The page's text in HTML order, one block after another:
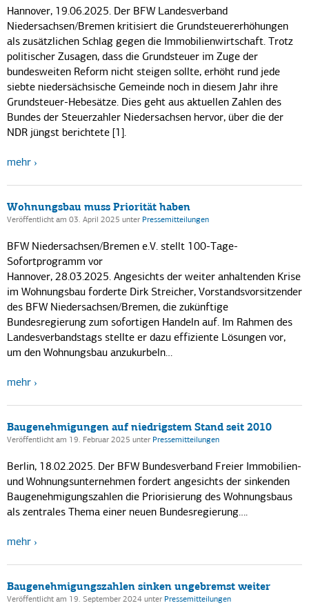
Hannover, 19.06.2025. Der BFW Landesverband
Niedersachsen/Bremen kritisiert die Grundsteuererhöhungen
als zusätzlichen Schlag gegen die Immobilienwirtschaft. Trotz
politischer Zusagen, dass die Grundsteuer im Zuge der
bundesweiten Reform nicht steigen sollte, erhöht rund jede
siebte niedersächsische Gemeinde noch in diesem Jahr ihre
Grundsteuer-Hebesätze. Dies geht aus aktuellen Zahlen des
Bundes der Steuerzahler Niedersachsen hervor, über die der
NDR jüngst berichtete [1].
mehr
Wohnungsbau muss Priorität haben
Veröffentlicht am 03. April 2025 unter Pressemitteilungen
BFW Niedersachsen/Bremen e.V. stellt 100-Tage-
Sofortprogramm vor
Hannover, 28.03.2025. Angesichts der weiter anhaltenden Krise
im Wohnungsbau forderte Dirk Streicher, Vorstandsvorsitzender
des BFW Niedersachsen/Bremen, die zukünftige
Bundesregierung zum sofortigen Handeln auf. Im Rahmen des
Landesverbandstags stellte er dazu effiziente Lösungen vor,
um den Wohnungsbau anzukurbeln…
mehr
Baugenehmigungen auf niedrigstem Stand seit 2010
Veröffentlicht am 19. Februar 2025 unter Pressemitteilungen
Berlin, 18.02.2025. Der BFW Bundesverband Freier Immobilien-
und Wohnungsunternehmen fordert angesichts der sinkenden
Baugenehmigungszahlen die Priorisierung des Wohnungsbaus
als zentrales Thema einer neuen Bundesregierung….
mehr
Baugenehmigungszahlen sinken ungebremst weiter
Veröffentlicht am 19. September 2024 unter Pressemitteilungen